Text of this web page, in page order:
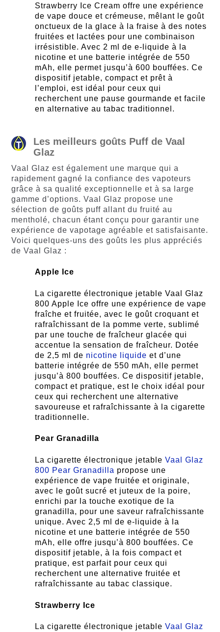
Strawberry Ice Cream offre une expérience
de vape douce et crémeuse, mêlant le goût
onctueux de la glace à la fraise à des notes
fruitées et lactées pour une combinaison
irrésistible. Avec 2 ml de e-liquide à la
nicotine et une batterie intégrée de 550
mAh, elle permet jusqu’à 600 bouffées. Ce
dispositif jetable, compact et prêt à
l’emploi, est idéal pour ceux qui
recherchent une pause gourmande et facile
en alternative au tabac traditionnel.
Les meilleurs goûts Puff de Vaal
Glaz
Vaal Glaz est également une marque qui a
rapidement gagné la confiance des vapoteurs
grâce à sa qualité exceptionnelle et à sa large
gamme d’options. Vaal Glaz propose une
sélection de goûts puff allant du fruité au
mentholé, chacun étant conçu pour garantir une
expérience de vapotage agréable et satisfaisante.
Voici quelques-uns des goûts les plus appréciés
de Vaal Glaz :
Apple Ice
La cigarette électronique jetable Vaal Glaz
800 Apple Ice offre une expérience de vape
fraîche et fruitée, avec le goût croquant et
rafraîchissant de la pomme verte, sublimé
par une touche de fraîcheur glacée qui
accentue la sensation de fraîcheur. Dotée
de 2,5 ml de nicotine liquide et d’une
batterie intégrée de 550 mAh, elle permet
jusqu’à 800 bouffées. Ce dispositif jetable,
compact et pratique, est le choix idéal pour
ceux qui recherchent une alternative
savoureuse et rafraîchissante à la cigarette
traditionnelle.
Pear Granadilla
La cigarette électronique jetable Vaal Glaz
800 Pear Granadilla propose une
expérience de vape fruitée et originale,
avec le goût sucré et juteux de la poire,
enrichi par la touche exotique de la
granadilla, pour une saveur rafraîchissante
unique. Avec 2,5 ml de e-liquide à la
nicotine et une batterie intégrée de 550
mAh, elle offre jusqu’à 800 bouffées. Ce
dispositif jetable, à la fois compact et
pratique, est parfait pour ceux qui
recherchent une alternative fruitée et
rafraîchissante au tabac classique.
Strawberry Ice
La cigarette électronique jetable Vaal Glaz